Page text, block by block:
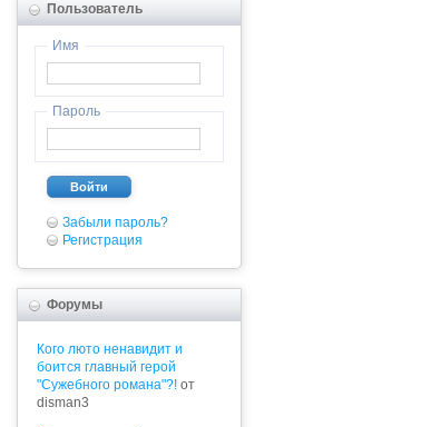
Пользователь
Имя
Пароль
Войти
Забыли пароль?
Регистрация
Форумы
Кого люто ненавидит и
боится главный герой
"Сужебного романа"?! от
disman3